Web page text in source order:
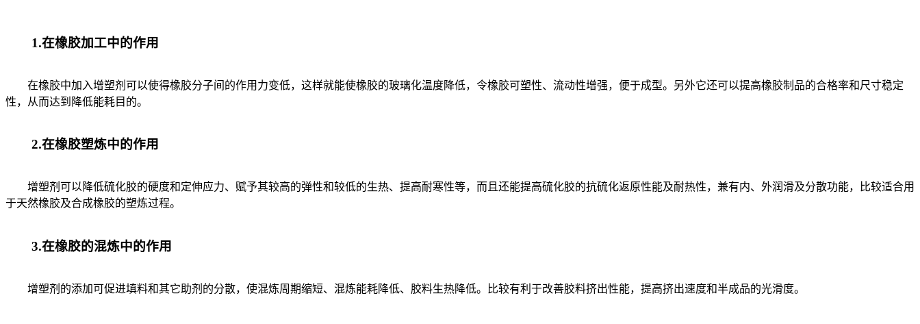
1.在橡胶加工中的作用
在橡胶中加入增塑剂可以使得橡胶分子间的作用力变低，这样就能使橡胶的玻璃化温度降低，令橡胶可塑性、流动性增强，便于成型。另外它还可以提高橡胶制品的合格率和尺寸稳定
性，从而达到降低能耗目的。
2.在橡胶塑炼中的作用
增塑剂可以降低硫化胶的硬度和定伸应力、赋予其较高的弹性和较低的生热、提高耐寒性等，而且还能提高硫化胶的抗硫化返原性能及耐热性，兼有内、外润滑及分散功能，比较适合用
于天然橡胶及合成橡胶的塑炼过程。
3.在橡胶的混炼中的作用
增塑剂的添加可促进填料和其它助剂的分散，使混炼周期缩短、混炼能耗降低、胶料生热降低。比较有利于改善胶料挤出性能，提高挤出速度和半成品的光滑度。